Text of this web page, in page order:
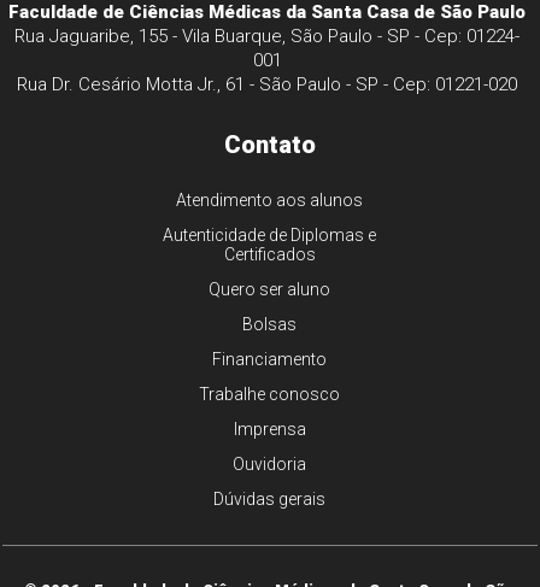
Faculdade de Ciências Médicas da Santa Casa de São Paulo
Rua Jaguaribe, 155 - Vila Buarque, São Paulo - SP - Cep: 01224-
001
Rua Dr. Cesário Motta Jr., 61 - São Paulo - SP - Cep: 01221-020
Contato
Atendimento aos alunos
Autenticidade de Diplomas e
Certificados
Quero ser aluno
Bolsas
Financiamento
Trabalhe conosco
Imprensa
Ouvidoria
Dúvidas gerais